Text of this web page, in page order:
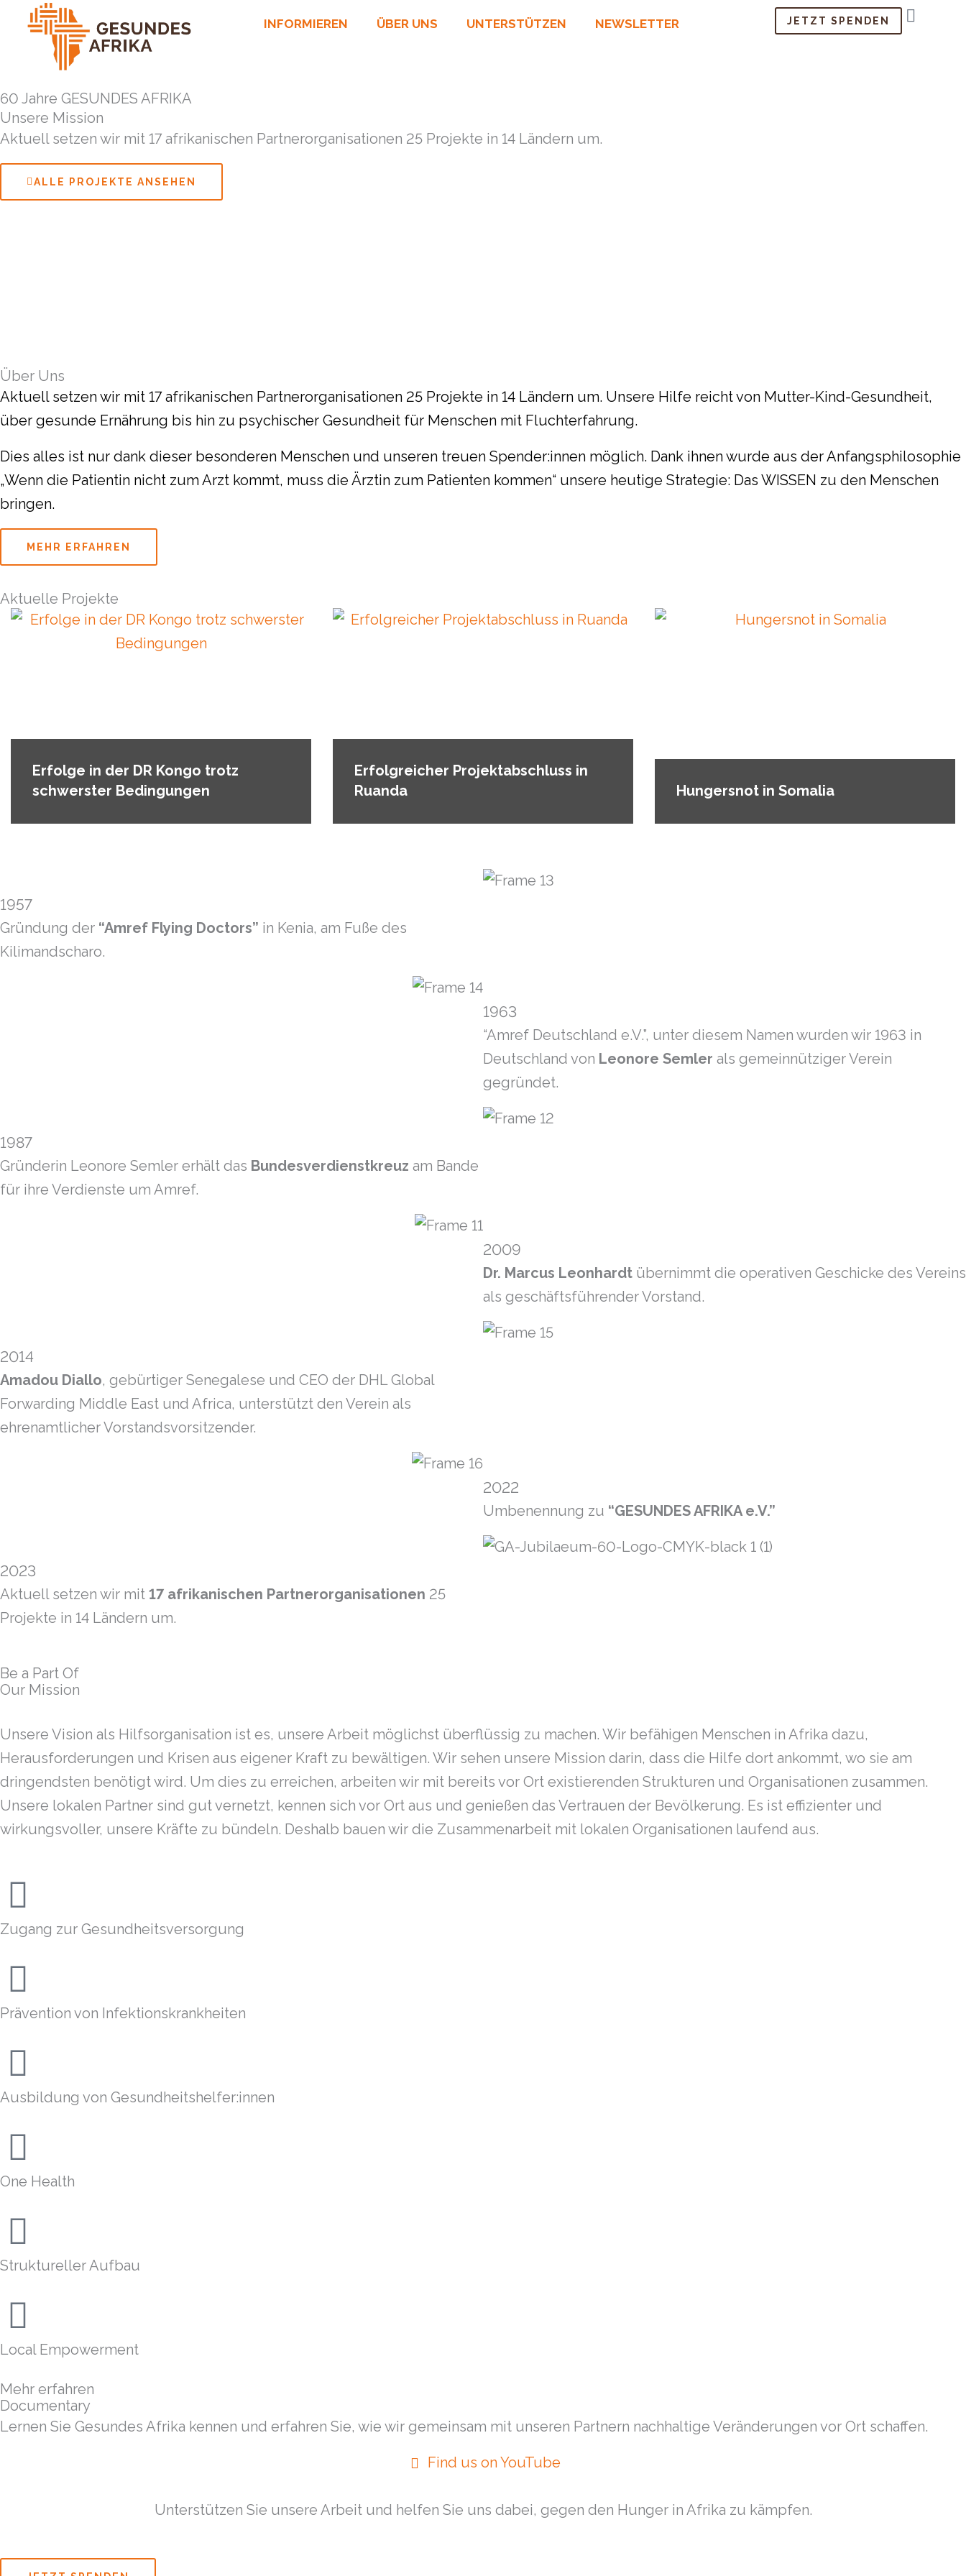
INFORMIEREN ÜBER UNS UNTERSTÜTZEN NEWSLETTER JETZT SPENDEN
60 Jahre GESUNDES AFRIKA
Unsere Mission
Aktuell setzen wir mit 17 afrikanischen Partnerorganisationen 25 Projekte in 14 Ländern um.
ALLE PROJEKTE ANSEHEN
Über Uns
Aktuell setzen wir mit 17 afrikanischen Partnerorganisationen 25 Projekte in 14 Ländern um. Unsere Hilfe reicht von Mutter-Kind-Gesundheit,
über gesunde Ernährung bis hin zu psychischer Gesundheit für Menschen mit Fluchterfahrung.
Dies alles ist nur dank dieser besonderen Menschen und unseren treuen Spender:innen möglich. Dank ihnen wurde aus der Anfangsphilosophie
„Wenn die Patientin nicht zum Arzt kommt, muss die Ärztin zum Patienten kommen“ unsere heutige Strategie: Das WISSEN zu den Menschen
bringen.
MEHR ERFAHREN
Aktuelle Projekte
Erfolge in der DR Kongo trotz
schwerster Bedingungen
Erfolgreicher Projektabschluss in
Ruanda
Hungersnot in Somalia
1957
Gründung der “Amref Flying Doctors” in Kenia, am Fuße des
Kilimandscharo.
1963
“Amref Deutschland e.V.”, unter diesem Namen wurden wir 1963 in
Deutschland von Leonore Semler als gemeinnütziger Verein
gegründet.
1987
Gründerin Leonore Semler erhält das Bundesverdienstkreuz am Bande
für ihre Verdienste um Amref.
2009
Dr. Marcus Leonhardt übernimmt die operativen Geschicke des Vereins
als geschäftsführender Vorstand.
2014
Amadou Diallo, gebürtiger Senegalese und CEO der DHL Global
Forwarding Middle East und Africa, unterstützt den Verein als
ehrenamtlicher Vorstandsvorsitzender.
2022
Umbenennung zu “GESUNDES AFRIKA e.V.”
2023
Aktuell setzen wir mit 17 afrikanischen Partnerorganisationen 25
Projekte in 14 Ländern um.
Be a Part Of
Our Mission
Unsere Vision als Hilfsorganisation ist es, unsere Arbeit möglichst überflüssig zu machen. Wir befähigen Menschen in Afrika dazu,
Herausforderungen und Krisen aus eigener Kraft zu bewältigen. Wir sehen unsere Mission darin, dass die Hilfe dort ankommt, wo sie am
dringendsten benötigt wird. Um dies zu erreichen, arbeiten wir mit bereits vor Ort existierenden Strukturen und Organisationen zusammen.
Unsere lokalen Partner sind gut vernetzt, kennen sich vor Ort aus und genießen das Vertrauen der Bevölkerung. Es ist effizienter und
wirkungsvoller, unsere Kräfte zu bündeln. Deshalb bauen wir die Zusammenarbeit mit lokalen Organisationen laufend aus.
Zugang zur Gesundheitsversorgung
Prävention von Infektionskrankheiten
Ausbildung von Gesundheitshelfer:innen
One Health
Struktureller Aufbau
Local Empowerment
Mehr erfahren
Documentary
Lernen Sie Gesundes Afrika kennen und erfahren Sie, wie wir gemeinsam mit unseren Partnern nachhaltige Veränderungen vor Ort schaffen.
Find us on YouTube
Unterstützen Sie unsere Arbeit und helfen Sie uns dabei, gegen den Hunger in Afrika zu kämpfen.